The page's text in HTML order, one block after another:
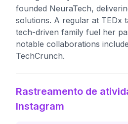
founded NeuraTech,
solutions. A regular at TEDx
tech-driven family fuel her
notable collaborations
TechCrunch.
Rastreamento de
Instagram